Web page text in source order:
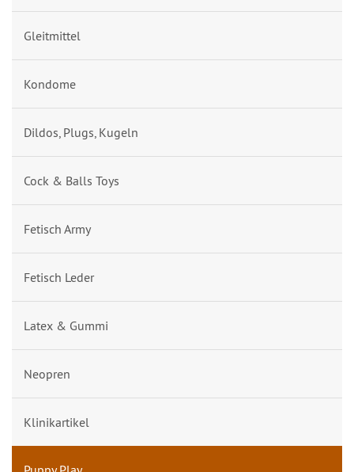
Gleitmittel
Kondome
Dildos, Plugs, Kugeln
Cock & Balls Toys
Fetisch Army
Fetisch Leder
Latex & Gummi
Neopren
Klinikartikel